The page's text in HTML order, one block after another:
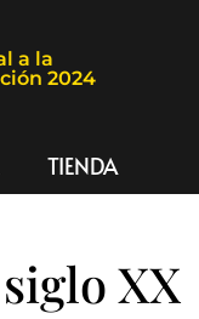
a la
2024
TIENDA
XX